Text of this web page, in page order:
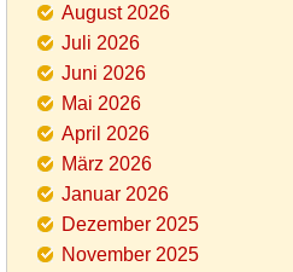
August 2026
Juli 2026
Juni 2026
Mai 2026
April 2026
März 2026
Januar 2026
Dezember 2025
November 2025